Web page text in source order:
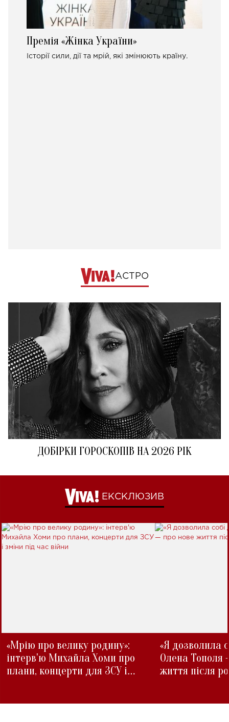
Премія «Жінка України»
Історії сили, дії та мрій, які змінюють країну.
АСТРО
ДОБІРКИ ГОРОСКОПІВ НА 2026 РІК
ЕКСКЛЮЗИВ
«Мрію про велику родину»:
інтерв'ю Михайла Хоми про
плани, концерти для ЗСУ і
«Я дозволила
Олена Тополя
життя після